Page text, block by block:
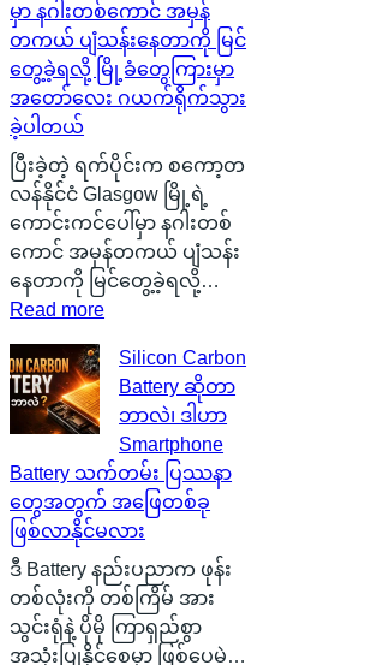
မှာ နဂါးတစ်ကောင် အမှန်
တကယ် ပျံသန်းနေတာကို မြင်
တွေ့ခဲ့ရလို့ မြို့ခံတွေကြားမှာ
အတော်လေး ဂယက်ရိုက်သွား
ခဲ့ပါတယ်
ပြီးခဲ့တဲ့ ရက်ပိုင်းက စကော့တ
လန်နိုင်ငံ Glasgow မြို့ရဲ့
ကောင်းကင်ပေါ်မှာ နဂါးတစ်
ကောင် အမှန်တကယ် ပျံသန်း
နေတာကို မြင်တွေ့ခဲ့ရလို့…
Read more:
ကေ
ာ့
တ
လ
န်
နို
င်
ငံ
G
l
a
Silicon Carbon
Battery ဆိုတာ
ဘာလဲ၊ ဒါဟာ
Smartphone
Battery သက်တမ်း ပြဿနာ
တွေအတွက် အဖြေတစ်ခု
ဖြစ်လာနိုင်မလား
ဒီ Battery နည်းပညာက ဖုန်း
တစ်လုံးကို တစ်ကြိမ် အား
သွင်းရုံနဲ့ ပိုမို ကြာရှည်စွာ
အသုံးပြုနိုင်စေမှာ ဖြစ်ပေမဲ့…